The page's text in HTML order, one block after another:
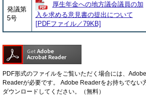
発議第
5号
厚生年金への地方議会議員の加
入を求める意見書の提出について
[PDFファイル／79KB]
PDF形式のファイルをご覧いただく場合には、
Readerが必要です。
Adobe Readerをお持ちでない
ダウンロードしてください。（無料）